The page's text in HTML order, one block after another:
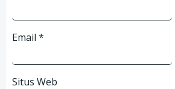
Email *
Situs Web